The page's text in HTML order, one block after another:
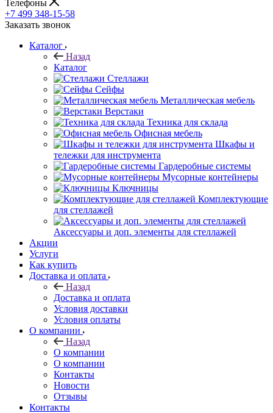
Телефоны
+7 499 348-15-58
Заказать звонок
Каталог
Назад
Каталог
Стеллажи
Сейфы
Металлическая мебель
Верстаки
Техника для склада
Офисная мебель
Шкафы и
тележки для инструмента
Гардеробные системы
Мусорные контейнеры
Ключницы
Комплектующие
для стеллажей
Аксессуары и доп. элементы для стеллажей
Акции
Услуги
Как купить
Доставка и оплата
Назад
Доставка и оплата
Условия доставки
Условия оплаты
О компании
Назад
О компании
О компании
Контакты
Новости
Отзывы
Контакты